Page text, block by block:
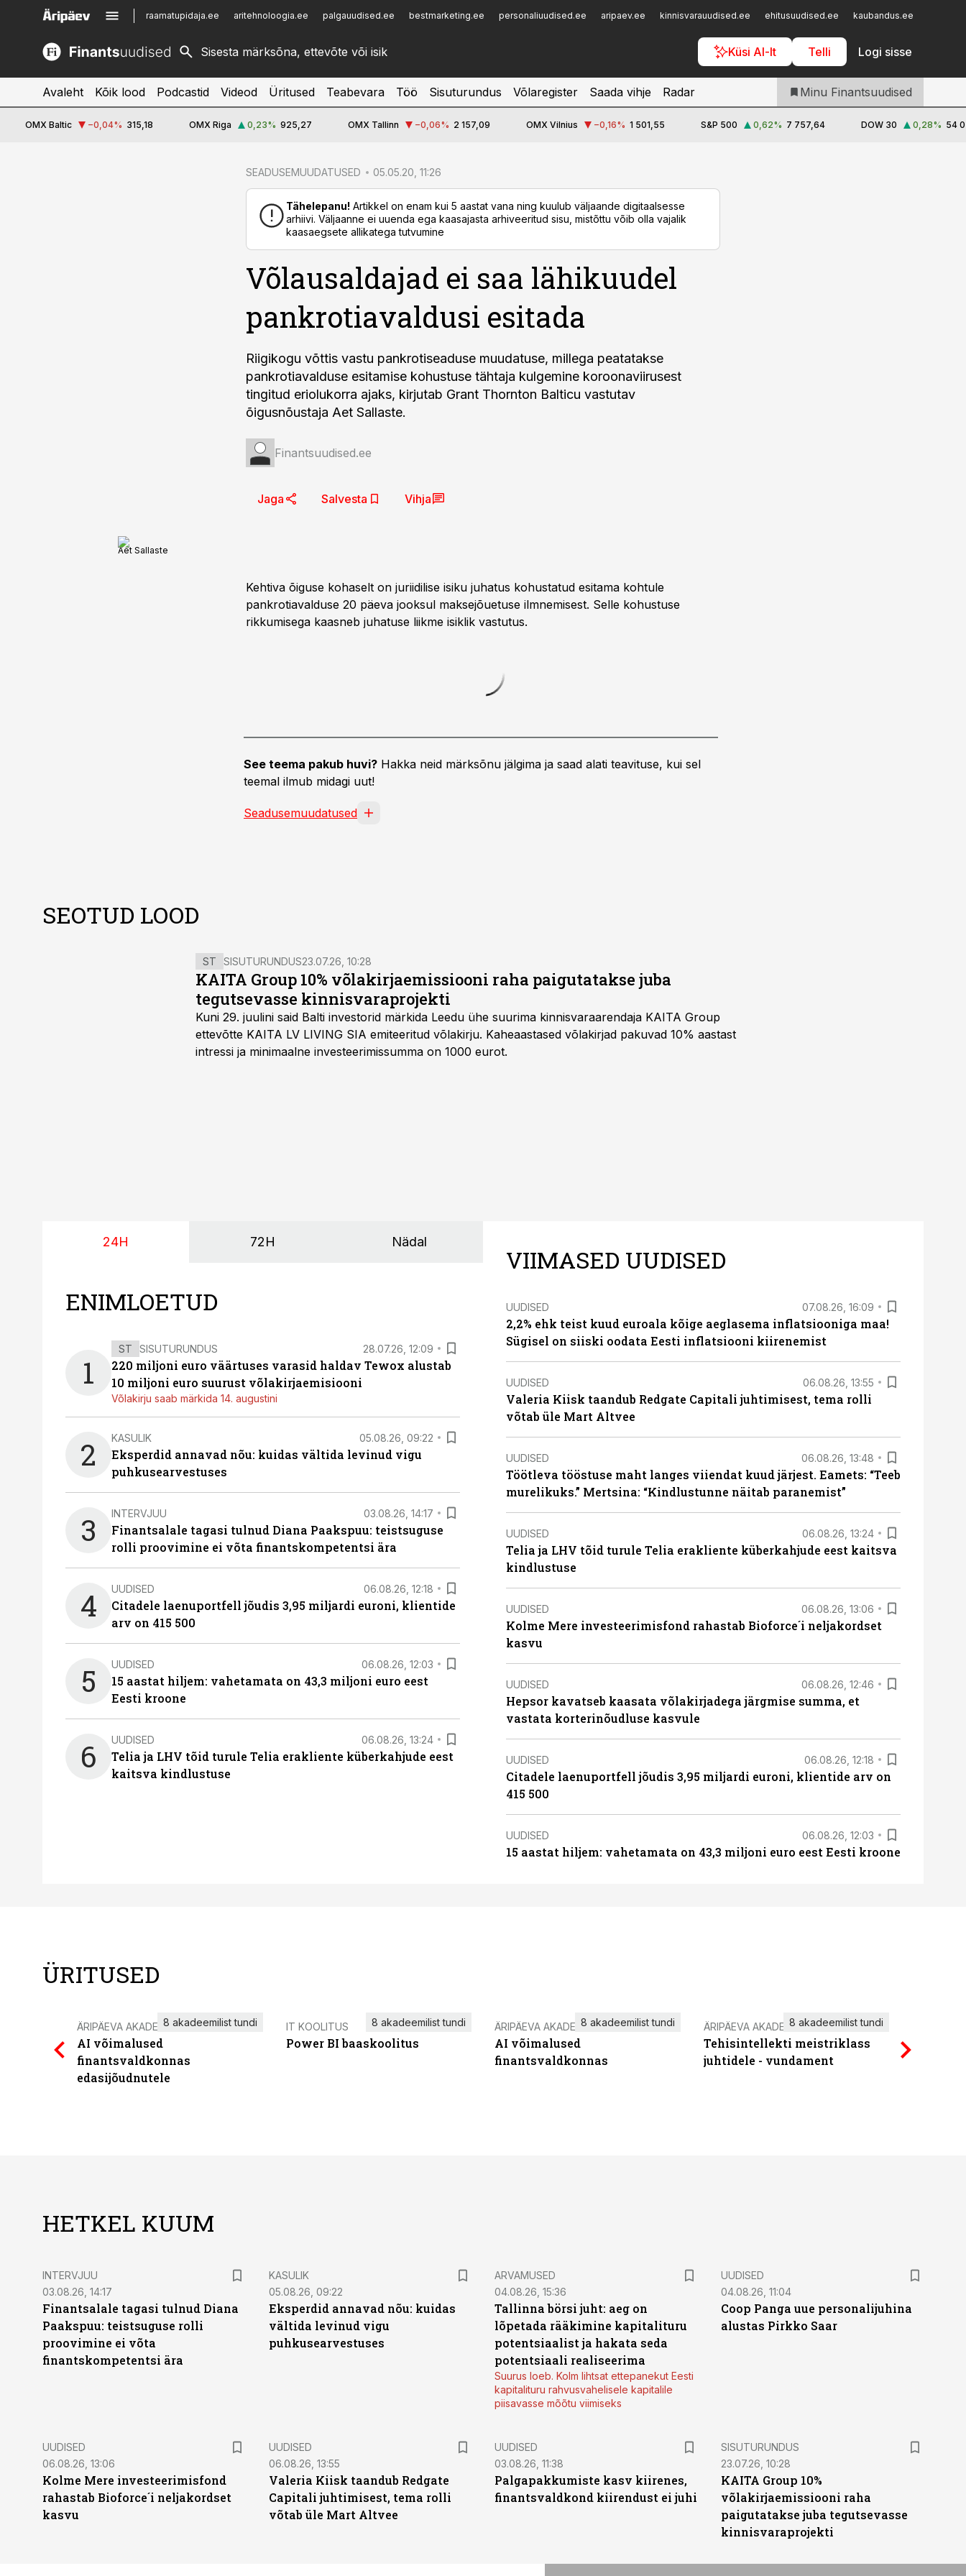
raamatupidaja.ee aritehnoloogia.ee palgauudised.ee bestmarketing.ee personaliuudised.ee aripaev.ee kinnisvarauudised.ee ehitusuudised.ee kaubandus.ee
Küsi AI-lt Telli Logi sisse
kinnisvarauudised.ee
logistikauudised.ee
imelineajalugu.ee
Infopank
Iseteenindus
Telli Finantsuudised
Avaleht Kõik lood Podcastid Videod Üritused Teabevara Töö Sisuturundus Võlaregister Saada vihje Radar Minu Finantsuudised
OMX Baltic −0,04% 315,18 OMX Riga 0,23% 925,27 OMX Tallinn −0,06% 2 157,09 OMX Vilnius −0,16% 1 501,55 S&P 500 0,62% 7 757,64 DOW 30 0,28% 54
SEADUSEMUUDATUSED 05.05.20, 11:26
Tähelepanu! Artikkel on enam kui 5 aastat vana ning kuulub väljaande digitaalsesse
arhiivi. Väljaanne ei uuenda ega kaasajasta arhiveeritud sisu, mistõttu võib olla vajalik
kaasaegsete allikatega tutvumine
Võlausaldajad ei saa lähikuudel
pankrotiavaldusi esitada
Riigikogu võttis vastu pankrotiseaduse muudatuse, millega peatatakse
pankrotiavalduse esitamise kohustuse tähtaja kulgemine koroonaviirusest
tingitud eriolukorra ajaks, kirjutab Grant Thornton Balticu vastutav
õigusnõustaja Aet Sallaste.
Finantsuudised.ee
Jaga Salvesta Vihja
Aet Sallaste
Kehtiva õiguse kohaselt on juriidilise isiku juhatus kohustatud esitama kohtule
pankrotiavalduse 20 päeva jooksul maksejõuetuse ilmnemisest. Selle kohustuse
rikkumisega kaasneb juhatuse liikme isiklik vastutus.
See teema pakub huvi? Hakka neid märksõnu jälgima ja saad alati teavituse, kui sel
teemal ilmub midagi uut!
Seadusemuudatused
SEOTUD LOOD
ST SISUTURUNDUS23.07.26, 10:28
KAITA Group 10% võlakirjaemissiooni raha paigutatakse juba
tegutsevasse kinnisvaraprojekti
Kuni 29. juulini said Balti investorid märkida Leedu ühe suurima kinnisvaraarendaja KAITA Group
ettevõtte KAITA LV LIVING SIA emiteeritud võlakirju. Kaheaastased võlakirjad pakuvad 10% aastast
intressi ja minimaalne investeerimissumma on 1000 eurot.
24H 72H Nädal
ENIMLOETUD
1
ST SISUTURUNDUS 28.07.26, 12:09
220 miljoni euro väärtuses varasid haldav Tewox alustab
10 miljoni euro suurust võlakirjaemisiooni
Võlakirju saab märkida 14. augustini
2 KASULIK 05.08.26, 09:22
Eksperdid annavad nõu: kuidas vältida levinud vigu
puhkusearvestuses
3 INTERVJUU 03.08.26, 14:17
Finantsalale tagasi tulnud Diana Paakspuu: teistsuguse
rolli proovimine ei võta finantskompetentsi ära
4 UUDISED 06.08.26, 12:18
Citadele laenuportfell jõudis 3,95 miljardi euroni, klientide
arv on 415 500
5 UUDISED 06.08.26, 12:03
15 aastat hiljem: vahetamata on 43,3 miljoni euro eest
Eesti kroone
6 UUDISED 06.08.26, 13:24
Telia ja LHV tõid turule Telia erakliente küberkahjude eest
kaitsva kindlustuse
VIIMASED UUDISED
UUDISED 07.08.26, 16:09
2,2% ehk teist kuud euroala kõige aeglasema inflatsiooniga maa!
Sügisel on siiski oodata Eesti inflatsiooni kiirenemist
UUDISED 06.08.26, 13:55
Valeria Kiisk taandub Redgate Capitali juhtimisest, tema rolli
võtab üle Mart Altvee
UUDISED 06.08.26, 13:48
Töötleva tööstuse maht langes viiendat kuud järjest. Eamets: “Teeb
murelikuks.” Mertsina: “Kindlustunne näitab paranemist”
UUDISED 06.08.26, 13:24
Telia ja LHV tõid turule Telia erakliente küberkahjude eest kaitsva
kindlustuse
UUDISED 06.08.26, 13:06
Kolme Mere investeerimisfond rahastab Bioforce´i neljakordset
kasvu
UUDISED 06.08.26, 12:46
Hepsor kavatseb kaasata võlakirjadega järgmise summa, et
vastata korterinõudluse kasvule
UUDISED 06.08.26, 12:18
Citadele laenuportfell jõudis 3,95 miljardi euroni, klientide arv on
415 500
UUDISED 06.08.26, 12:03
15 aastat hiljem: vahetamata on 43,3 miljoni euro eest Eesti kroone
ÜRITUSED
ÄRIPÄEVA AKADEEMIA
AI võimalused
finantsvaldkonnas
edasijõudnutele
8 akadeemilist tundi IT KOOLITUS
Power BI baaskoolitus
8 akadeemilist tundi ÄRIPÄEVA AKADEEMIA
AI võimalused
finantsvaldkonnas
8 akadeemilist tundi ÄRIPÄEVA AKADEEMIA
Tehisintellekti meistriklass
juhtidele - vundament
8 akadeemilist tundi
HETKEL KUUM
INTERVJUU
03.08.26, 14:17
Finantsalale tagasi tulnud Diana
Paakspuu: teistsuguse rolli
proovimine ei võta
finantskompetentsi ära
KASULIK
05.08.26, 09:22
Eksperdid annavad nõu: kuidas
vältida levinud vigu
puhkusearvestuses
ARVAMUSED
04.08.26, 15:36
Tallinna börsi juht: aeg on
lõpetada rääkimine kapitalituru
potentsiaalist ja hakata seda
potentsiaali realiseerima
Suurus loeb. Kolm lihtsat ettepanekut Eesti
kapitalituru rahvusvahelisele kapitalile
piisavasse mõõtu viimiseks
UUDISED
04.08.26, 11:04
Coop Panga uue personalijuhina
alustas Pirkko Saar
UUDISED
06.08.26, 13:06
Kolme Mere investeerimisfond
rahastab Bioforce´i neljakordset
kasvu
UUDISED
06.08.26, 13:55
Valeria Kiisk taandub Redgate
Capitali juhtimisest, tema rolli
võtab üle Mart Altvee
UUDISED
03.08.26, 11:38
Palgapakkumiste kasv kiirenes,
finantsvaldkond kiirendust ei juhi
ST
SISUTURUNDUS
23.07.26, 10:28
KAITA Group 10%
võlakirjaemissiooni raha
paigutatakse juba tegutsevasse
kinnisvaraprojekti